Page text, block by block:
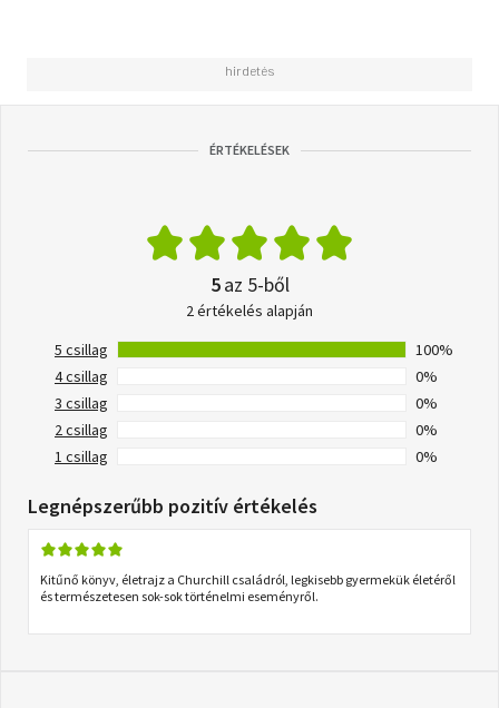
ÉRTÉKELÉSEK
5az 5-ből
2 értékelés alapján
5 csillag
100%
4 csillag
0%
3 csillag
0%
2 csillag
0%
1 csillag
0%
Legnépszerűbb pozitív értékelés
Kitűnő könyv, életrajz a Churchill családról, legkisebb gyermekük életéről
és természetesen sok-sok történelmi eseményről.